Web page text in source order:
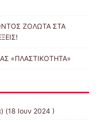
ΖΟΛΩΤΑ ΣΤΑ
«ΠΛΑΣΤΙΚΟΤΗΤΑ»
(18 Ιουν 2024 )